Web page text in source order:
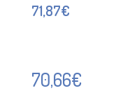
71,87€
70,66€